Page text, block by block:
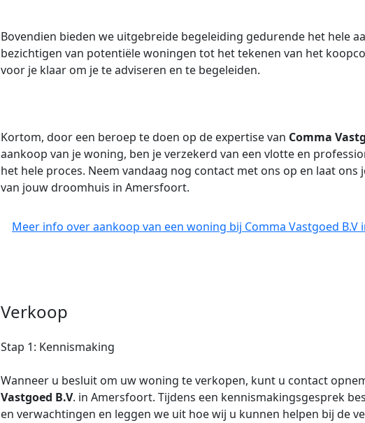
Bovendien bieden we uitgebreide begeleiding gedurende het hele
bezichtigen van potentiële woningen tot het tekenen van het
voor je klaar om je te adviseren en te begeleiden.
Kortom, door een beroep te doen op de expertise van Comma
aankoop van je woning, ben je verzekerd van een vlotte en
het hele proces. Neem vandaag nog contact met ons op en laat ons
van jouw droomhuis in Amersfoort.
Meer info over aankoop van een woning bij Comma Vastgoed
Verkoop
Stap 1: Kennismaking
Wanneer u besluit om uw woning te verkopen, kunt u contact
Vastgoed B.V. in Amersfoort. Tijdens een kennismakingsgesprek
en verwachtingen en leggen we uit hoe wij u kunnen helpen bij de